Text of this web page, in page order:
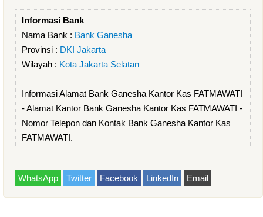
Informasi Bank
Nama Bank : Bank Ganesha
Provinsi : DKI Jakarta
Wilayah : Kota Jakarta Selatan
Informasi Alamat Bank Ganesha Kantor Kas FATMAWATI
- Alamat Kantor Bank Ganesha Kantor Kas FATMAWATI -
Nomor Telepon dan Kontak Bank Ganesha Kantor Kas
FATMAWATI.
WhatsApp Twitter Facebook LinkedIn Email